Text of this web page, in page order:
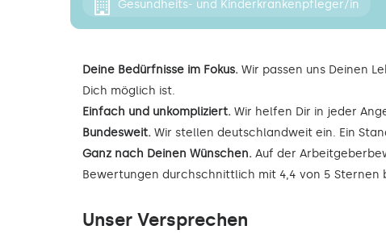
Gesundheits- und Kinderkrankenpfleger/in
Deine Bedürfnisse im Fokus. Wir passen uns Deinen
Dich möglich ist.
Einfach und unkompliziert. Wir helfen Dir in jeder
Bundesweit. Wir stellen deutschlandweit ein. Ein
Ganz nach Deinen Wünschen. Auf der
Bewertungen durchschnittlich mit 4,4 von 5 Sternen
Unser Versprechen